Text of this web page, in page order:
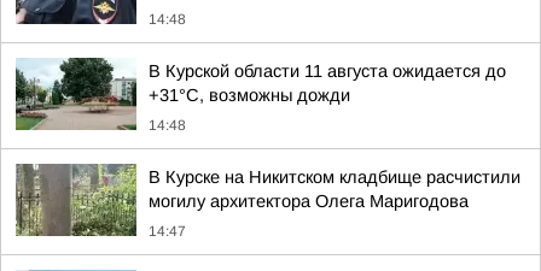
14:48
В Курской области 11 августа ожидается до
+31°С, возможны дожди
14:48
В Курске на Никитском кладбище расчистили
могилу архитектора Олега Маригодова
14:47